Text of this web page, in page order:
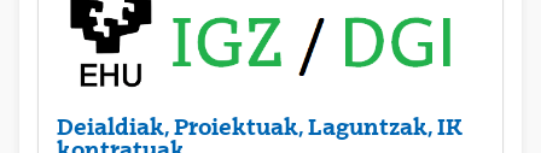
Deialdiak, Proiektuak, Laguntzak, IK